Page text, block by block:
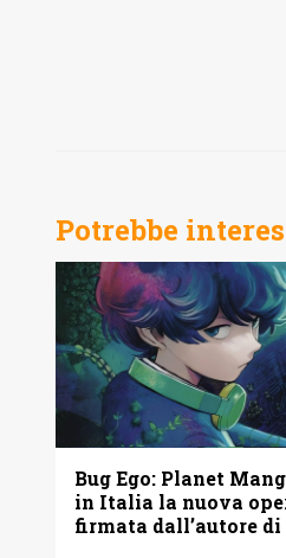
Potrebbe
Bug Ego: Planet
in Italia la nuova
firmata dall’autore di